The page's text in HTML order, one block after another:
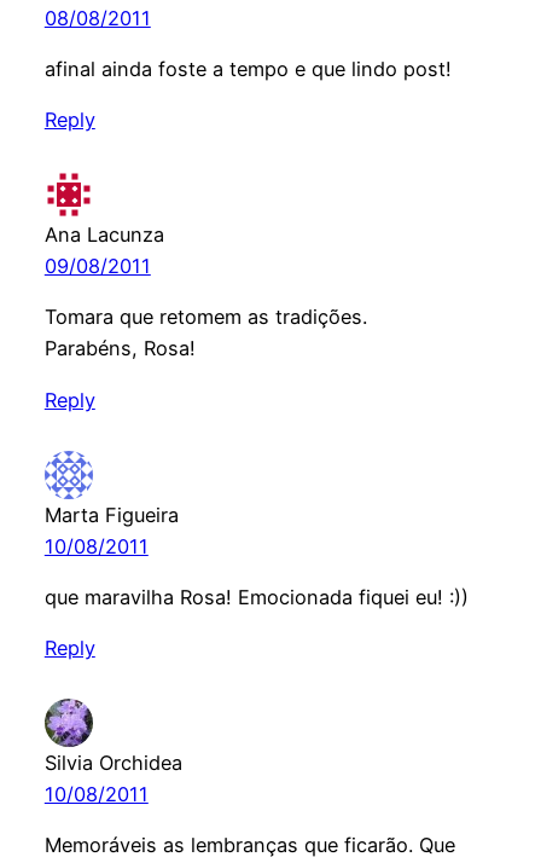
08/08/2011
afinal ainda foste a tempo e que lindo post!
Reply
Ana Lacunza
09/08/2011
Tomara que retomem as tradições.
Parabéns, Rosa!
Reply
Marta Figueira
10/08/2011
que maravilha Rosa! Emocionada fiquei eu! :))
Reply
Silvia Orchidea
10/08/2011
Memoráveis as lembranças que ficarão. Que